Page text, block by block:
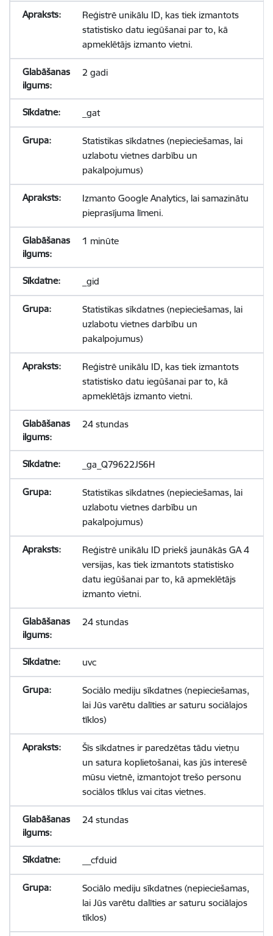
Reģistrē unikālu ID, kas tiek izmantots
statistisko datu iegūšanai par to, kā
apmeklētājs izmanto vietni.
2 gadi
_gat
Statistikas sīkdatnes (nepieciešamas, lai
uzlabotu vietnes darbību un
pakalpojumus)
Izmanto Google Analytics, lai samazinātu
pieprasījuma līmeni.
1 minūte
_gid
Statistikas sīkdatnes (nepieciešamas, lai
uzlabotu vietnes darbību un
pakalpojumus)
Reģistrē unikālu ID, kas tiek izmantots
statistisko datu iegūšanai par to, kā
apmeklētājs izmanto vietni.
24 stundas
_ga_Q79622JS6H
Statistikas sīkdatnes (nepieciešamas, lai
uzlabotu vietnes darbību un
pakalpojumus)
Reģistrē unikālu ID priekš jaunākās GA 4
versijas, kas tiek izmantots statistisko
datu iegūšanai par to, kā apmeklētājs
izmanto vietni.
24 stundas
uvc
Sociālo mediju sīkdatnes (nepieciešamas,
lai Jūs varētu dalīties ar saturu sociālajos
tīklos)
Šīs sīkdatnes ir paredzētas tādu vietņu
un satura koplietošanai, kas jūs interesē
mūsu vietnē, izmantojot trešo personu
sociālos tīklus vai citas vietnes.
24 stundas
__cfduid
Sociālo mediju sīkdatnes (nepieciešamas,
lai Jūs varētu dalīties ar saturu sociālajos
tīklos)